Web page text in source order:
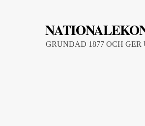
GRUNDAD 1877 OCH